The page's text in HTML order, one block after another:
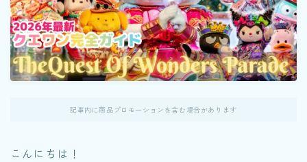
記事内に商品プロモーションを含む場合があります
こんにちは！